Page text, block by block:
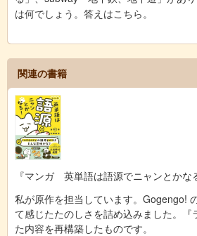
は何でしょう。答えはこちら。
関連の書籍
『マンガ 英単語は語源でニャンとかな
私が原作を担当しています。Gogengo!
て感じたたのしさを詰め込みました。『
た内容を再構築したものです。